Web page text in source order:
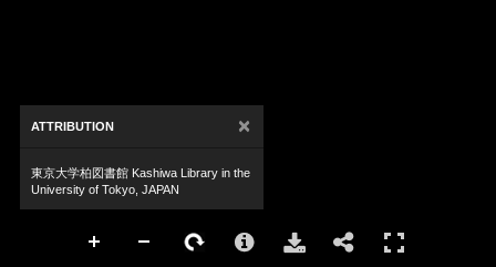
ATTRIBUTION ×
東京大学柏図書館 Kashiwa Library in the
University of Tokyo, JAPAN